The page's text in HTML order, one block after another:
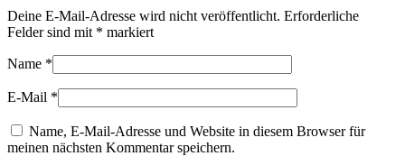
Deine E-Mail-Adresse wird nicht veröffentlicht. Erforderliche
Felder sind mit * markiert
Name *
E-Mail *
Name, E-Mail-Adresse und Website in diesem Browser für
meinen nächsten Kommentar speichern.